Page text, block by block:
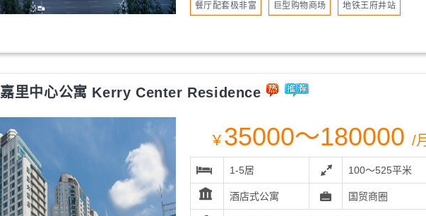
餐厅配套极非富 巨型购物商场 地铁王府井站
嘉里中心公寓 Kerry Center Residence
￥ 35000～180000 /
1-5居 100～525平米
酒店式公寓 国贸商圈